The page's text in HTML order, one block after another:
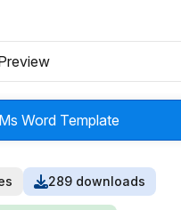
Word Template
289 downloads